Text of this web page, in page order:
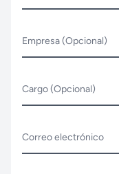
Empresa (Opcional)
Cargo (Opcional)
Correo electrónico